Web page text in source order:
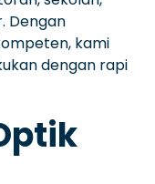
Dengan
kami
dengan rapi